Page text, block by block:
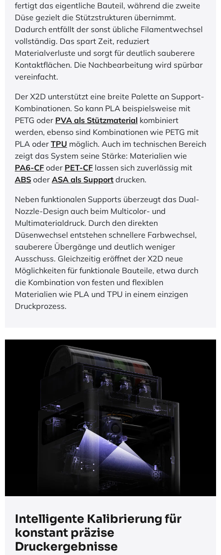
fertigt das eigentliche Bauteil, während die zweite
Düse gezielt die Stützstrukturen übernimmt.
Dadurch entfällt der sonst übliche Filamentwechsel
vollständig. Das spart Zeit, reduziert
Materialverluste und sorgt für deutlich sauberere
Kontaktflächen. Die Nachbearbeitung wird spürbar
vereinfacht.
Der X2D unterstützt eine breite Palette an Support-
Kombinationen. So kann PLA beispielsweise mit
PETG oder PVA als Stützmaterial kombiniert
werden, ebenso sind Kombinationen wie PETG mit
PLA oder TPU möglich. Auch im technischen Bereich
zeigt das System seine Stärke: Materialien wie
PA6-CF oder PET-CF lassen sich zuverlässig mit
ABS oder ASA als Support drucken.
Neben funktionalen Supports überzeugt das Dual-
Nozzle-Design auch beim Multicolor- und
Multimaterialdruck. Durch den direkten
Düsenwechsel entstehen schnellere Farbwechsel,
sauberere Übergänge und deutlich weniger
Ausschuss. Gleichzeitig eröffnet der X2D neue
Möglichkeiten für funktionale Bauteile, etwa durch
die Kombination von festen und flexiblen
Materialien wie PLA und TPU in einem einzigen
Druckprozess.
Intelligente Kalibrierung für
konstant präzise
Druckergebnisse